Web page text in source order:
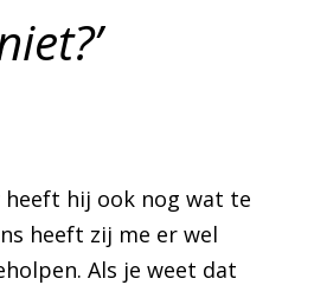
heeft hij ook nog wat te
heeft zij me er wel
Als je weet dat